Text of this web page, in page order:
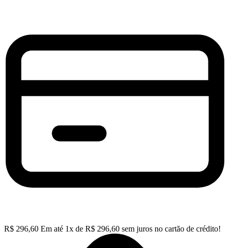
R$ 296,60 Em até 1x de R$ 296,60 sem juros no cartão de crédito!